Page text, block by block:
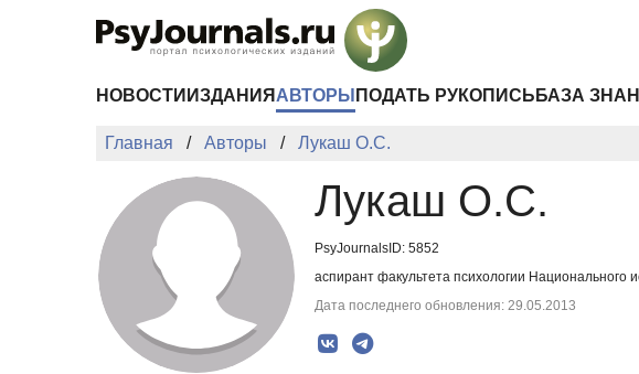
НОВОСТИ ИЗДАНИЯ АВТОРЫ ПОДАТЬ РУКОПИСЬ БАЗА
Главная Авторы Лукаш О.С.
Лукаш О.С.
PsyJournalsID: 5852
аспирант факультета психологии Национального
Дата последнего обновления: 29.05.2013